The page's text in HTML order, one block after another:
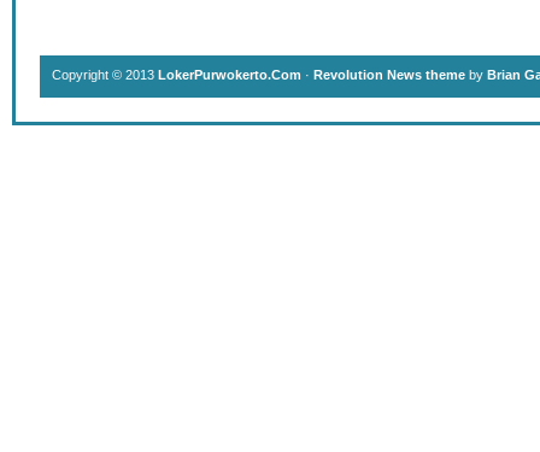
Copyright © 2013 LokerPurwokerto.Com · Revolution News theme by Brian